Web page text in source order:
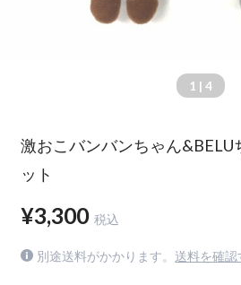
1 | 4
激おこバンバンちゃん&BELU
ット
¥3,300 税込
別途送料がかかります。 送料を確認